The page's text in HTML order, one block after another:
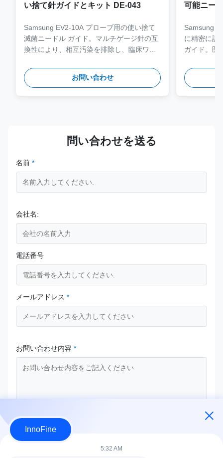
い捨て針ガイドとキット DE-043
Samsung EV2-10A プローブ用の使い捨て
滅菌ニードル ガイド。マルチゲージ針の互
換性により、相互汚染を排除し、臨床ワー
ます。
お問い合わせ
可能ニー
Samsung
に精密に設
ガイド。医
レーブサイ
床上の安全
問い合わせを送る
名前 *
会社名:
電話番号
メールアドレス *
お問い合わせ内容 *
InnoFine
5:32 AM